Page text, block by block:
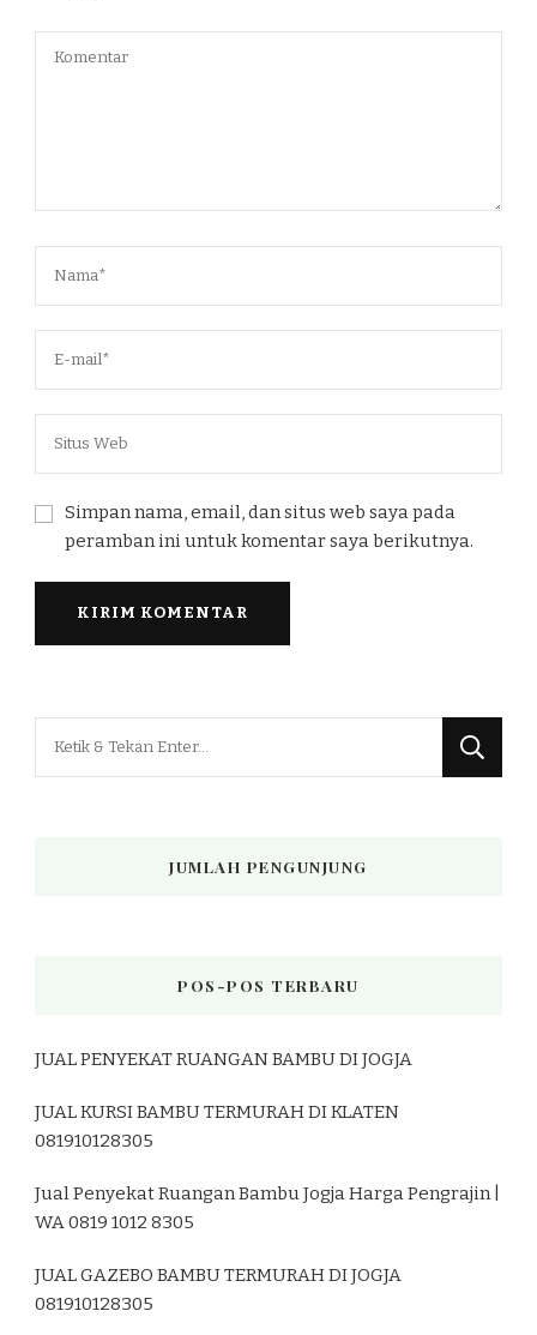
Simpan nama, email, dan situs web saya pada
peramban ini untuk komentar saya berikutnya.
JUMLAH PENGUNJUNG
POS-POS TERBARU
JUAL PENYEKAT RUANGAN BAMBU DI JOGJA
JUAL KURSI BAMBU TERMURAH DI KLATEN
081910128305
Jual Penyekat Ruangan Bambu Jogja Harga Pengrajin |
WA 0819 1012 8305
JUAL GAZEBO BAMBU TERMURAH DI JOGJA
081910128305